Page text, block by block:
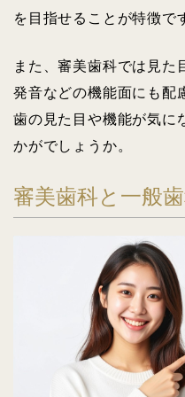
を目指せることが特徴で
また、審美歯科では見た
発音などの機能面にも配
歯の見た目や機能が気に
かがでしょうか。
審美歯科と一般